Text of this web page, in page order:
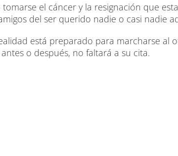
el cáncer y la resignación que
del ser querido nadie o casi nadie
está preparado para marcharse al
o después, no faltará a su cita.